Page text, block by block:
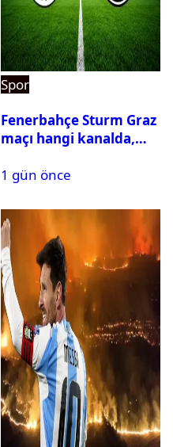
Spor
Fenerbahçe Sturm Graz
maçı hangi kanalda,
1 gün önce